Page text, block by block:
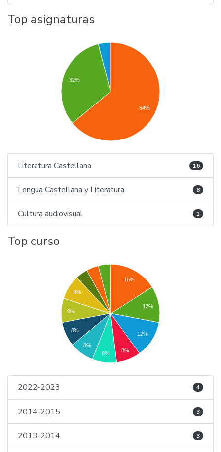
Top asignaturas
32%
64%
Literatura Castellana 16
Lengua Castellana y Literatura 8
Cultura audiovisual 1
Top curso
16%
12%
12%
8%
8%
8%
8%
8%
8%
2022-2023 4
2014-2015 3
2013-2014 3